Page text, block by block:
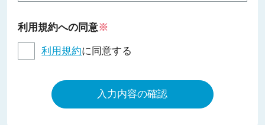
利用規約への同意※
利用規約に同意する
入力内容の確認